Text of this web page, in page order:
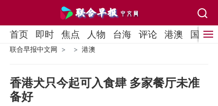
首页 即时 焦点 人物 台海 评论 港澳 国际
联合早报中文网 港澳
香港犬只今起可入食肆 多家餐厅未准
备好